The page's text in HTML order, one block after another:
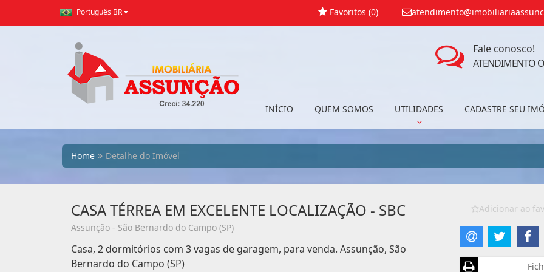
Português BR Favoritos (0)
INÍCIO QUEM SOMOS UTILIDADES CADASTRE SEU
Fale conosco!
ATENDIMENTO
Home Detalhe do Imóvel
CASA TÉRREA EM EXCELENTE LOCALIZAÇÃO - SBC
Assunção - São Bernardo do Campo (SP)
Casa, 2 dormitórios com 3 vagas de garagem, para venda. Assunção, São
Bernardo do Campo (SP)
Adicionar ao